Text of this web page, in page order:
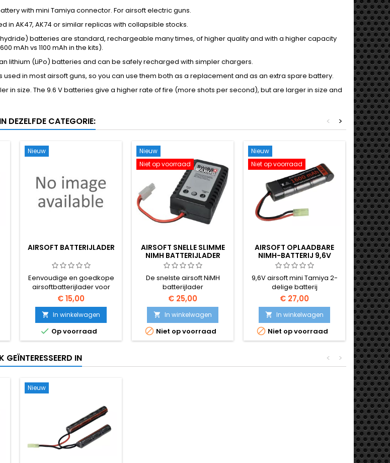
with mini Tamiya connector. For airsoft electric guns.
in AK47, AK74 or similar replicas with collapsible stocks.
hydride) batteries are standard, rechargeable many times, of higher quality and with a higher capacity
mAh vs 1100 mAh in the kits).
lithium (LiPo) batteries and can be safely recharged with simpler chargers.
used in most airsoft guns, so you can use them both as a replacement and as an extra spare battery.
in size. The 9.6 V batteries give a higher rate of fire (more shots per second), but are larger in size and
DEZELFDE CATEGORIE: >
<
Nieuw
AIRSOFT BATTERIJLADER
Eenvoudige en goedkope
airsoftbatterijlader voor
NiMH-batterijen
€ 15,00
 In winkelwagen
 Op voorraad
Nieuw
Niet op voorraad
AIRSOFT SNELLE SLIMME
NIMH BATTERIJLADER
De snelste airsoft NiMH
batterijlader
€ 25,00
 In winkelwagen
 Niet op voorraad
Nieuw
Niet op voorraad
AIRSOFT OPLAADBARE
NIMH-BATTERIJ 9,6V
9,6V airsoft mini Tamiya 2-
delige batterij
€ 27,00
 In winkelwagen
 Niet op voorraad
Nieuw
Niet op
NIMH-
9,6V


IN >
<
Nieuw